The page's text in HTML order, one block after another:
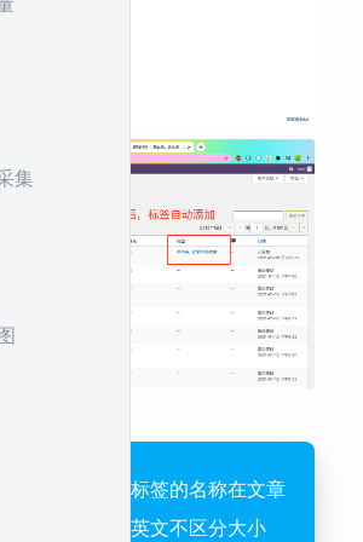
集
添加规则，用标签的名称在文章
配命中即打（英文不区分大小